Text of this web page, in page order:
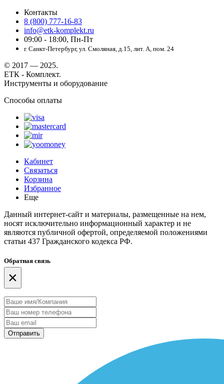
Контакты
8 (800) 777-16-83
info@etk-komplekt.ru
09:00 - 18:00, Пн-Пт
г. Санкт-Петербург, ул. Смоляная, д.15, лит. А, пом. 24
© 2017 — 2025.
ЕТК - Комплект.
Инструменты и оборудование
Способы оплаты
Кабинет
Связаться
Корзина
Избранное
Еще
Данный интернет-сайт и материалы, размещенные на нем,
носят исключительно информационный характер и не
являются публичной офертой, определяемой положениями
статьи 437 Гражданского кодекса РФ.
Обратная связь
×
Отправить